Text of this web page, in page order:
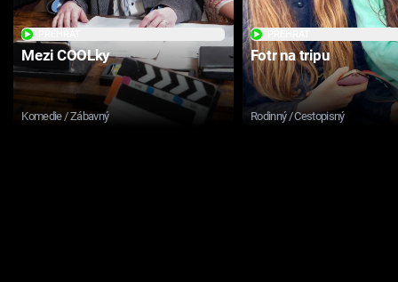
Mezi COOLky
Komedie / Zábavný
Fotr na tripu
Rodinný / Cestopisný